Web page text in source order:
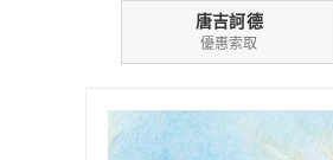
唐吉訶德
優惠索取